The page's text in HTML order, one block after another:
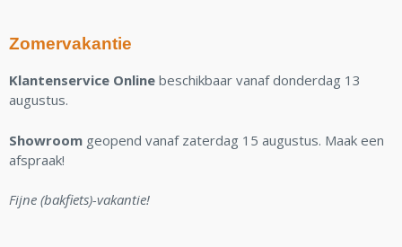
Zomervakantie
Klantenservice Online beschikbaar vanaf donderdag 13
augustus.
Showroom geopend vanaf zaterdag 15 augustus. Maak een
afspraak!
Fijne (bakfiets)-vakantie!